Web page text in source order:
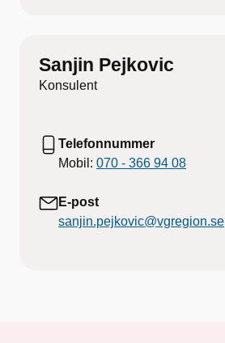
Sanjin Pejkovic
Konsulent
Telefonnummer
Mobil: 070 - 366 94 08
E-post
sanjin.pejkovic@vgregion.se